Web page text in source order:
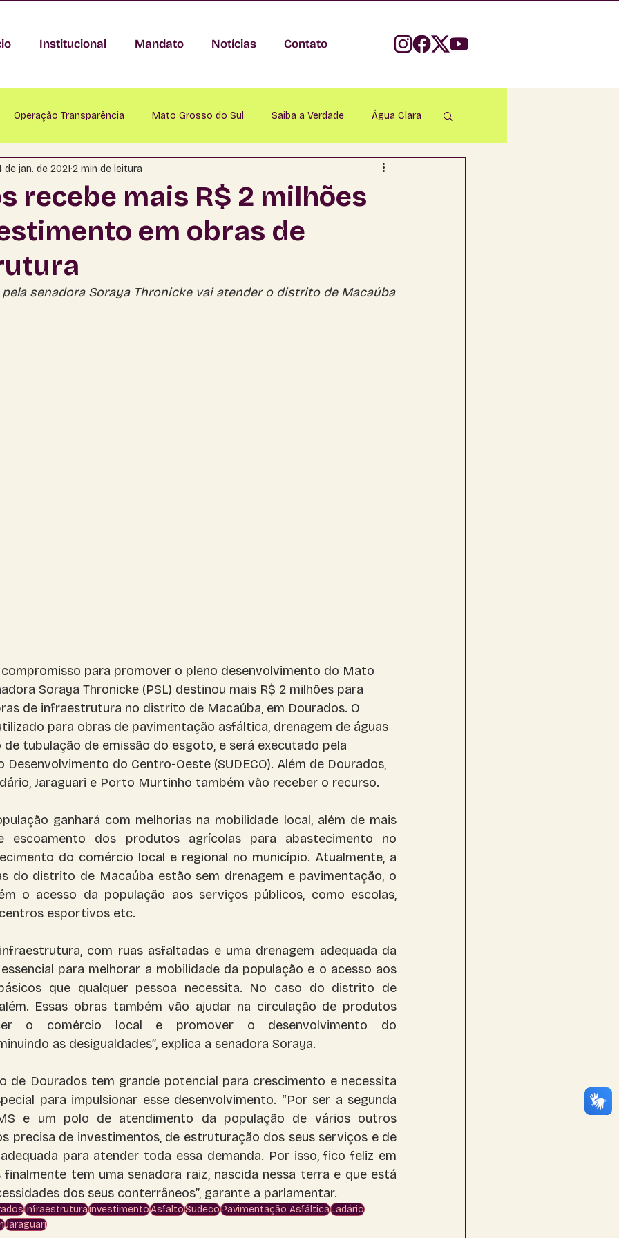
Institucional Mandato Notícias Contato
Operação Transparência Mato Grosso do Sul Saiba a Verdade Água Clara
Anaurilândia Aparecida do Taboado
Bataguassu Baytaporã Bela Vista Bodoquena
recebe mais R$ 2 milhões
em obras de
de jan. de 2021 2 min de leitura
senadora Soraya Thronicke vai atender o distrito de Macaúba
para promover o pleno desenvolvimento do Mato
Soraya Thronicke (PSL) destinou mais R$ 2 milhões para
de infraestrutura no distrito de Macaúba, em Dourados. O
para obras de pavimentação asfáltica, drenagem de águas
de tubulação de emissão do esgoto, e será executado pela
Desenvolvimento do Centro-Oeste (SUDECO). Além de Dourados,
Jaraguari e Porto Murtinho também vão receber o recurso.
ganhará com melhorias na mobilidade local, além de mais
escoamento dos produtos agrícolas para abastecimento no
do comércio local e regional no município. Atualmente, a
do distrito de Macaúba estão sem drenagem e pavimentação, o
o acesso da população aos serviços públicos, como escolas,
esportivos etc.
com ruas asfaltadas e uma drenagem adequada da
para melhorar a mobilidade da população e o acesso aos
que qualquer pessoa necessita. No caso do distrito de
Essas obras também vão ajudar na circulação de produtos
o comércio local e promover o desenvolvimento do
as desigualdades”, explica a senadora Soraya.
de Dourados tem grande potencial para crescimento e necessita
para impulsionar esse desenvolvimento. “Por ser a segunda
e um polo de atendimento da população de vários outros
precisa de investimentos, de estruturação dos seus serviços e de
para atender toda essa demanda. Por isso, fico feliz em
finalmente tem uma senadora raiz, nascida nessa terra e que está
dos seus conterrâneos”, garante a parlamentar.
InfraestruturainvestimentoAsfaltoSudecoPavimentação AsfálticaLadário
Jaraguari